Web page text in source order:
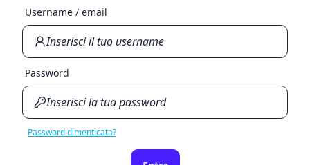
Username / email
Password
Password dimenticata?